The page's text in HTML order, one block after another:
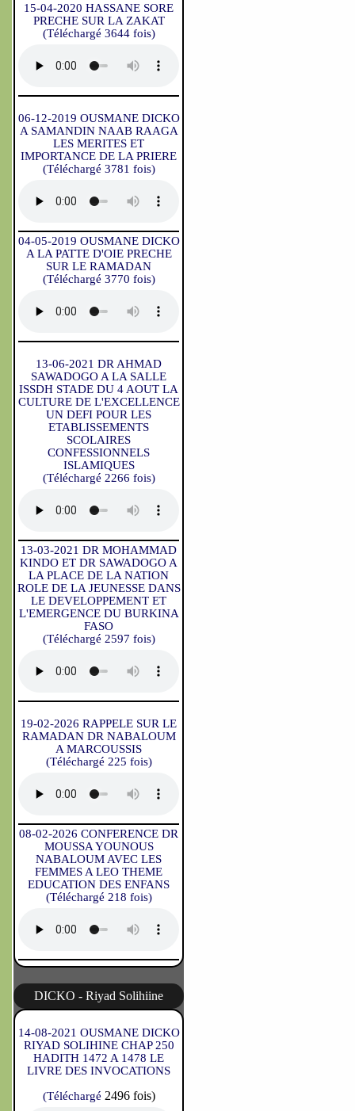
15-04-2020 HASSANE SORE
PRECHE SUR LA ZAKAT
(Téléchargé 3644 fois)
06-12-2019 OUSMANE DICKO
A SAMANDIN NAAB RAAGA
LES MERITES ET
IMPORTANCE DE LA PRIERE
(Téléchargé 3781 fois)
04-05-2019 OUSMANE DICKO
A LA PATTE D'OIE PRECHE
SUR LE RAMADAN
(Téléchargé 3770 fois)
13-06-2021 DR AHMAD
SAWADOGO A LA SALLE
ISSDH STADE DU 4 AOUT LA
CULTURE DE L'EXCELLENCE
UN DEFI POUR LES
ETABLISSEMENTS
SCOLAIRES
CONFESSIONNELS
ISLAMIQUES
(Téléchargé 2266 fois)
13-03-2021 DR MOHAMMAD
KINDO ET DR SAWADOGO A
LA PLACE DE LA NATION
ROLE DE LA JEUNESSE DANS
LE DEVELOPPEMENT ET
L'EMERGENCE DU BURKINA
FASO
(Téléchargé 2597 fois)
19-02-2026 RAPPELE SUR LE
RAMADAN DR NABALOUM
A MARCOUSSIS
(Téléchargé 225 fois)
08-02-2026 CONFERENCE DR
MOUSSA YOUNOUS
NABALOUM AVEC LES
FEMMES A LEO THEME
EDUCATION DES ENFANS
(Téléchargé 218 fois)
DICKO - Riyad Solihiine
14-08-2021 OUSMANE DICKO
RIYAD SOLIHINE CHAP 250
HADITH 1472 A 1478 LE
LIVRE DES INVOCATIONS
(Téléchargé 2496 fois)